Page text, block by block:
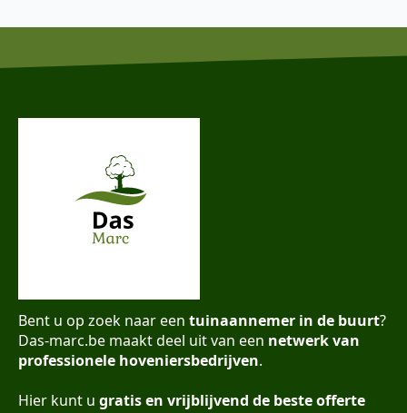
Bent u op zoek naar een tuinaannemer in de buurt?
Das-marc.be maakt deel uit van een netwerk van
professionele hoveniersbedrijven.
Hier kunt u gratis en vrijblijvend de beste offerte